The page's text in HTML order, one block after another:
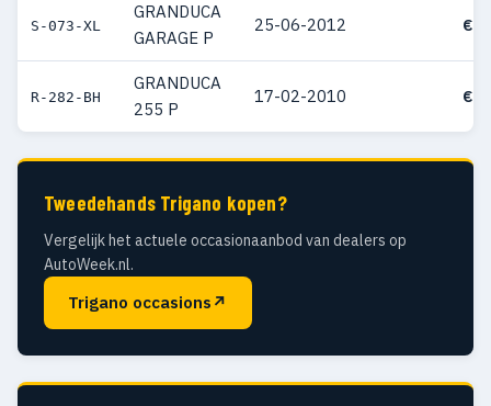
S-073-XL
GRANDUCA
GARAGE P
25-06-2012 €
R-282-BH
GRANDUCA
255 P
17-02-2010 €
Tweedehands Trigano kopen?
Vergelijk het actuele occasionaanbod van dealers op
AutoWeek.nl.
Trigano occasions ↗